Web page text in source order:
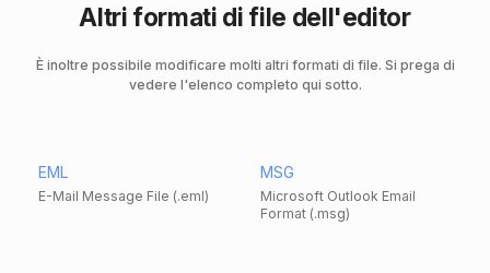
Altri formati di file dell'editor
È inoltre possibile modificare molti altri formati di file. Si prega di
vedere l'elenco completo qui sotto.
EML
E-Mail Message File (.eml)
MSG
Microsoft Outlook Email
Format (.msg)